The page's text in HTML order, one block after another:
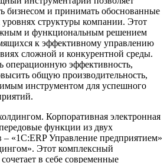
бизнесом и принимать обоснованные
структуры компании. Этот
и функциональным решением
к эффективному управлению
сложной и конкурентной среды.
операционную эффективность,
общую производительность,
инструментом для успешного
Корпоративная электронная
функции из двух
– «1С:ERP Управление предприятием»
Этот комплексный
в себе современные